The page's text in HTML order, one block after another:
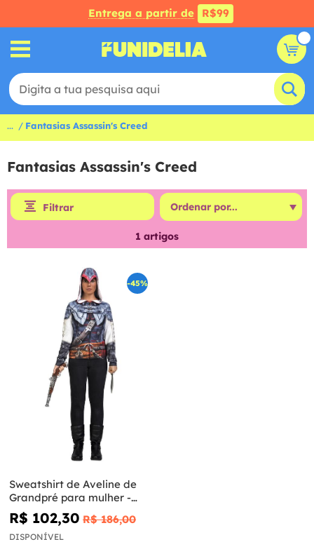
Entrega a partir de R$99
... Fantasias Assassin's Creed
Fantasias Assassin's Creed
Filtrar
1 artigos
-45%
Sweatshirt de Aveline de
Grandpré para mulher -
Assassin's Creed
R$ 102,30 R$ 186,00
DISPONÍVEL